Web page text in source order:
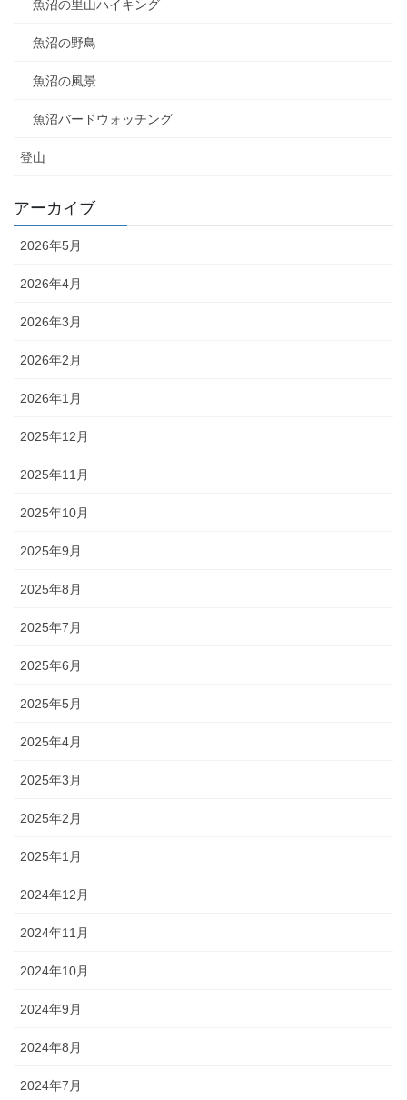
魚沼の里山ハイキング
魚沼の野鳥
魚沼の風景
魚沼バードウォッチング
登山
アーカイブ
2026年5月
2026年4月
2026年3月
2026年2月
2026年1月
2025年12月
2025年11月
2025年10月
2025年9月
2025年8月
2025年7月
2025年6月
2025年5月
2025年4月
2025年3月
2025年2月
2025年1月
2024年12月
2024年11月
2024年10月
2024年9月
2024年8月
2024年7月